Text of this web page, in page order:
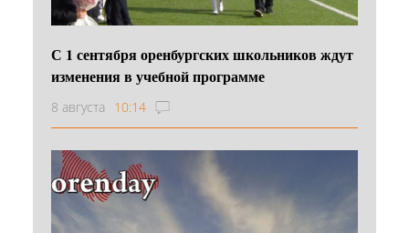
С 1 сентября оренбургских школьников ждут
изменения в учебной программе
8 августа 10:14